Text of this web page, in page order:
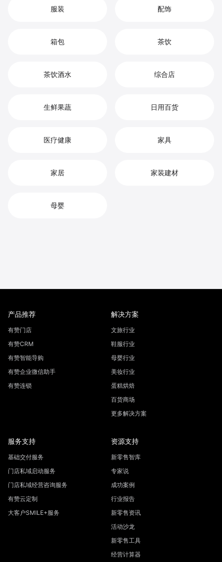
服装 配饰
箱包 茶饮
茶饮酒水 综合店
生鲜果蔬 日用百货
医疗健康 家具
家居 家装建材
母婴
产品推荐
有赞门店
有赞CRM
有赞智能导购
有赞企业微信助手
有赞连锁
解决方案
文旅行业
鞋服行业
母婴行业
美妆行业
蛋糕烘焙
百货商场
更多解决方案
服务支持
基础交付服务
门店私域启动服务
门店私域经营咨询服务
有赞云定制
大客户SMILE+服务
资源支持
新零售智库
专家说
成功案例
行业报告
新零售资讯
活动沙龙
新零售工具
经营计算器